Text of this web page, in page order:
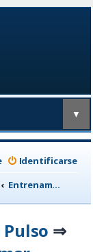
▼
Identificarse
Entrenamiento basado en Pulso
⇒